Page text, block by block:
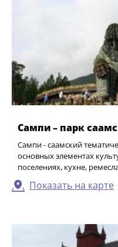
Сампи – парк
Сампи - саамский
основных элементах
поселениях, кухне,
Показать на карте